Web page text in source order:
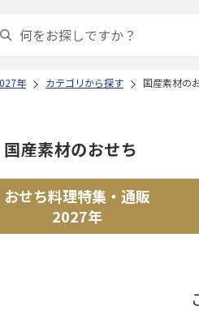
年 カテゴリから探す 国産素材の
国産素材のおせち
おせち料理特集・通販
2027年